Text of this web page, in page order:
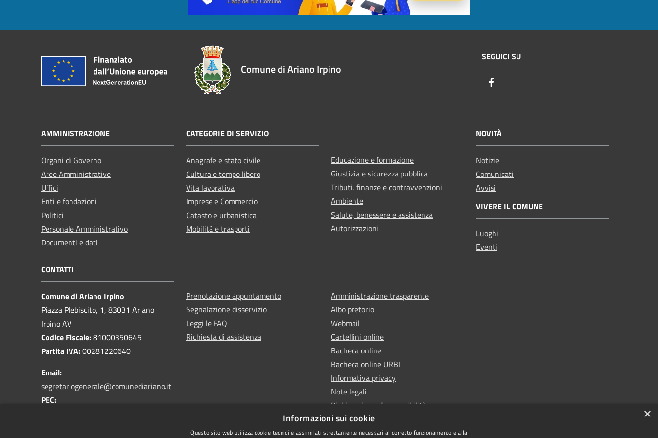
Comune di Ariano Irpino
SEGUICI SU
AMMINISTRAZIONE
Organi di Governo
Aree Amministrative
Uffici
Enti e fondazioni
Politici
Personale Amministrativo
Documenti e dati
CATEGORIE DI SERVIZIO
Anagrafe e stato civile
Cultura e tempo libero
Vita lavorativa
Imprese e Commercio
Catasto e urbanistica
Mobilità e trasporti
Educazione e formazione
Giustizia e sicurezza pubblica
Tributi, finanze e contravvenzioni
Ambiente
Salute, benessere e assistenza
Autorizzazioni
NOVITÀ
Notizie
Comunicati
Avvisi
VIVERE IL COMUNE
Luoghi
Eventi
CONTATTI
Comune di Ariano Irpino
Piazza Plebiscito, 1, 83031 Ariano
Irpino AV
Codice Fiscale:81000350645
Partita IVA:00281220640
Email:
segretariogenerale@comunediariano.it
PEC:
Prenotazione appuntamento
Segnalazione disservizio
Leggi le FAQ
Richiesta di assistenza
Amministrazione trasparente
Albo pretorio
Webmail
Cartellini online
Bacheca online
Bacheca online URBI
Informativa privacy
Note legali
Dichiarazione di accessibilità
×
Informazioni sui cookie
Questo sito web utilizza cookie tecnici e assimilati strettamente necessari al corretto funzionamento e alla